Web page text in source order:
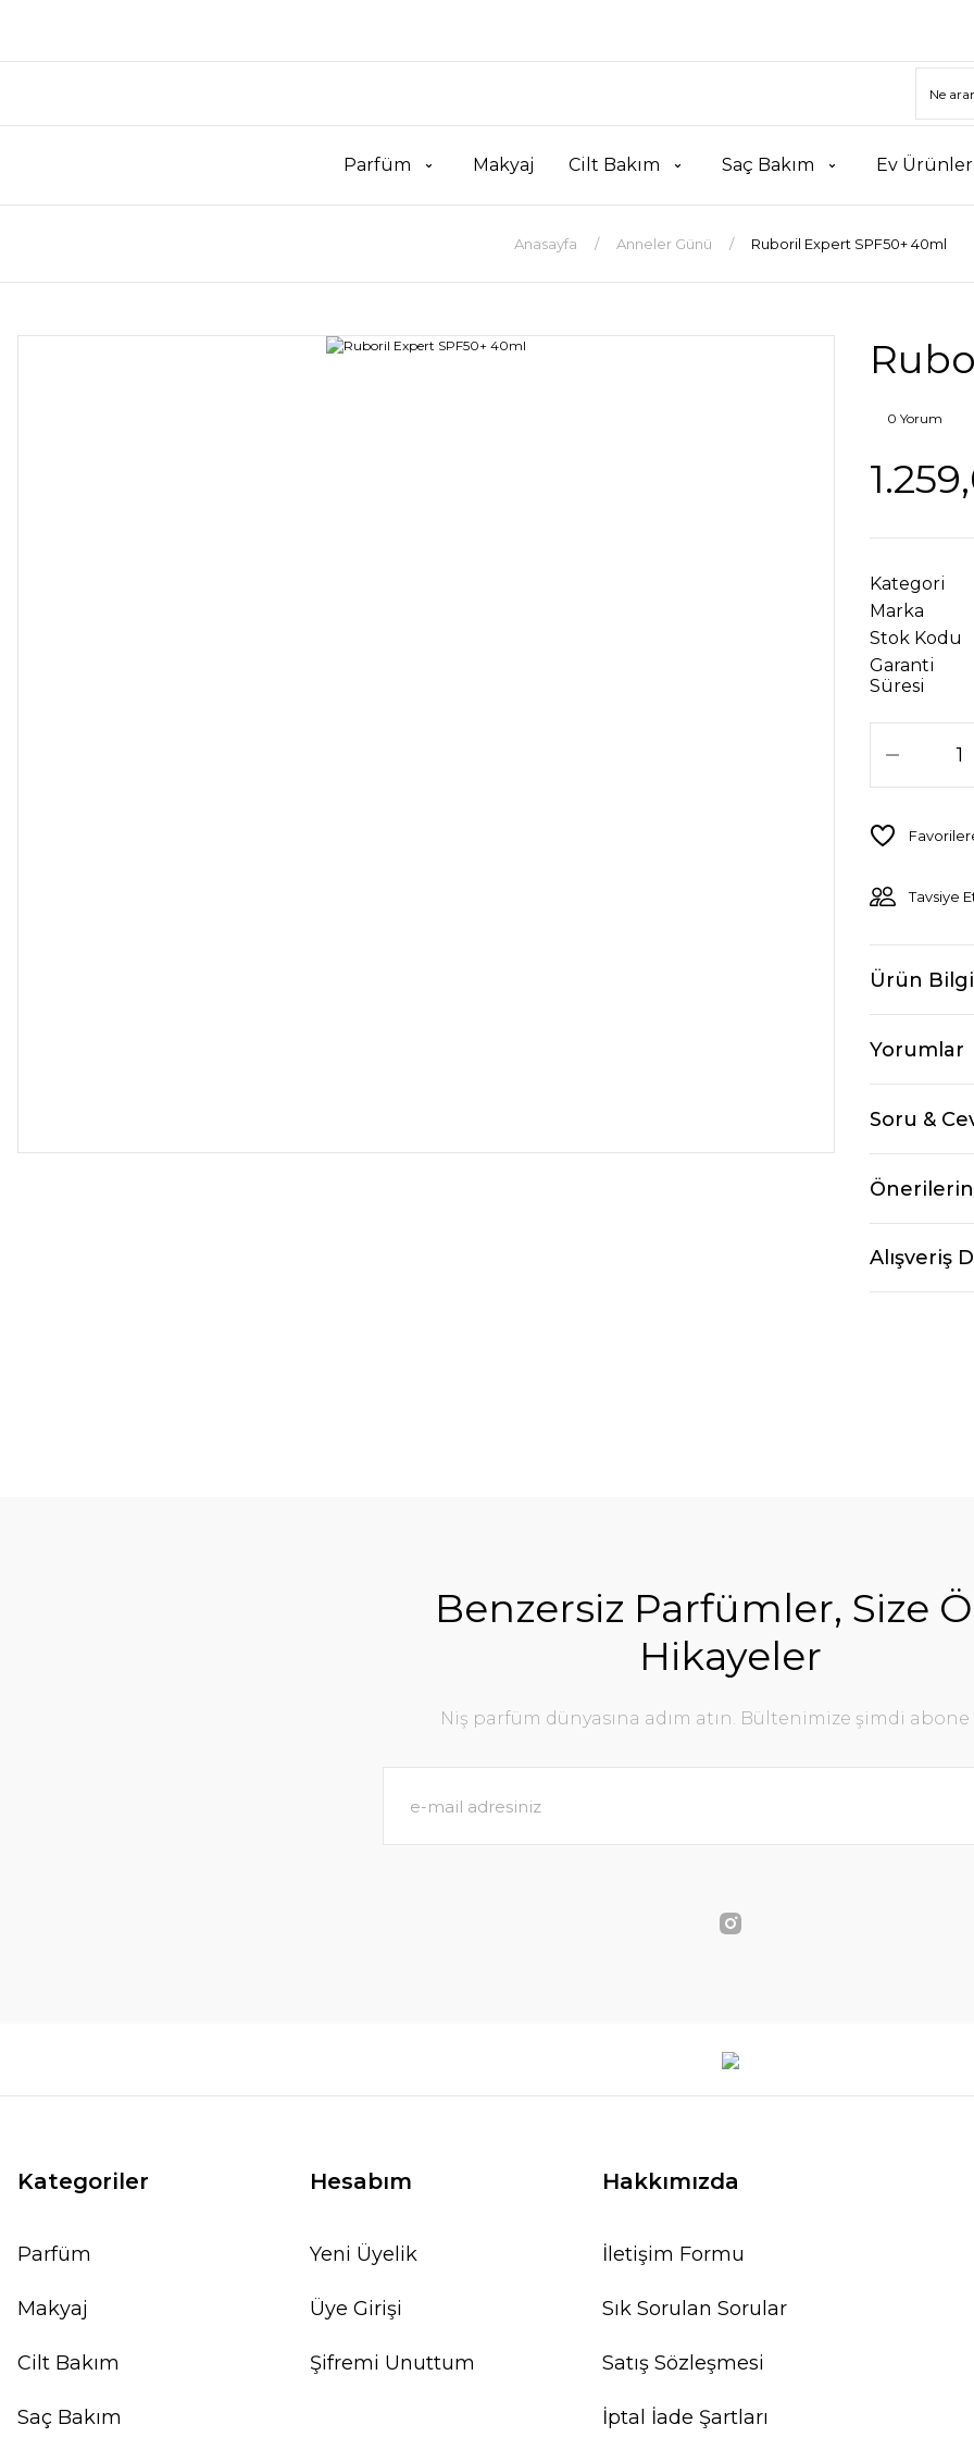
Parfüm Makyaj Cilt Bakım Saç Bakım Ev
Anasayfa Anneler Günü Ruboril Expert SPF50+ 40ml
0 Yorum
Kategori
Marka
Stok Kodu
Garanti
Süresi
Tavsiye
Ürün
Yorumlar
Soru &
Alışveriş
Benzersiz Parfümler, Size
Hikayeler
Niş parfüm dünyasına adım atın. Bültenimize şimdi
Kategoriler
Parfüm
Makyaj
Cilt Bakım
Saç Bakım
Hesabım
Yeni Üyelik
Üye Girişi
Şifremi Unuttum
Hakkımızda
İletişim Formu
Sık Sorulan Sorular
Satış Sözleşmesi
İptal İade Şartları